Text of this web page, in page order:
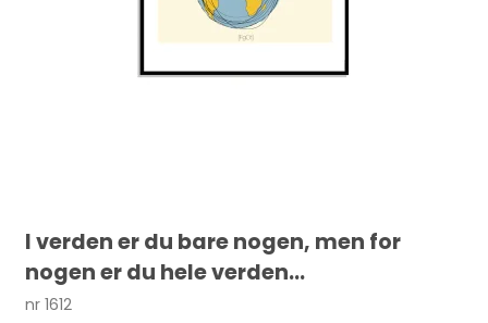
I verden er du bare nogen, men for
nogen er du hele verden...
nr 1612